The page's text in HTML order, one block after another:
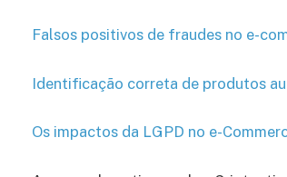
Falsos positivos de fraudes no e-
Identificação correta de produtos
Os impactos da LGPD no e-